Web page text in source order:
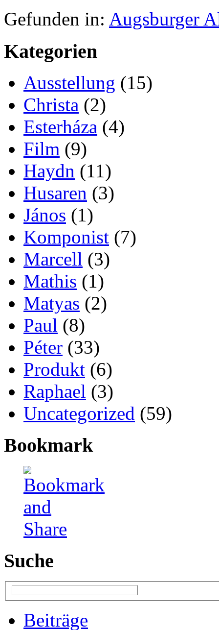
Gefunden in: Augsburger
Kategorien
Ausstellung (15)
Christa (2)
Esterháza (4)
Film (9)
Haydn (11)
Husaren (3)
János (1)
Komponist (7)
Marcell (3)
Mathis (1)
Matyas (2)
Paul (8)
Péter (33)
Produkt (6)
Raphael (3)
Uncategorized (59)
Bookmark
Suche
Beiträge